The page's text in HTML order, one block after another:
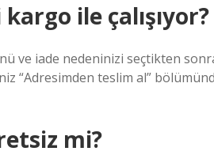
ile çalışıyor?
ve iade nedeninizi seçtikten
“Adresimden teslim al”
mi?